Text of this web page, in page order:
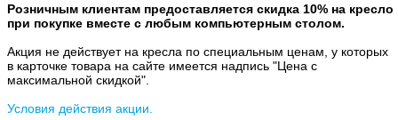
Розничным клиентам предоставляется скидка 10% на кресло
при покупке вместе с любым компьютерным столом.
Акция не действует на кресла по специальным ценам, у которых
в карточке товара на сайте имеется надпись "Цена с
максимальной скидкой".
Условия действия акции.